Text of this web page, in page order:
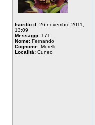
Iscritto il: 26 novembre 2011,
13:09
Messaggi: 171
Nome: Fernando
Cognome: Morelli
Località: Cuneo